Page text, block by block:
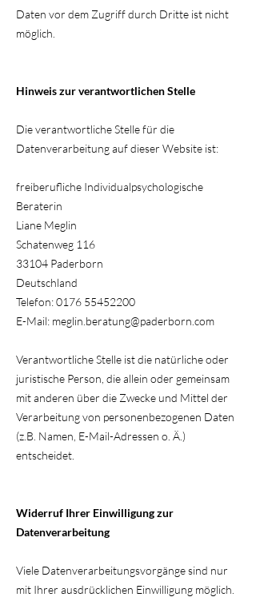
Daten vor dem Zugriff durch Dritte ist nicht
möglich.
Hinweis zur verantwortlichen Stelle
Die verantwortliche Stelle für die
Datenverarbeitung auf dieser Website ist:
freiberufliche Individualpsychologische
Beraterin
Liane Meglin
Schatenweg 116
33104 Paderborn
Deutschland
Telefon:0176 55452200
E-Mail: meglin.beratung@paderborn.com
Verantwortliche Stelle ist die natürliche oder
juristische Person, die allein oder gemeinsam
mit anderen über die Zwecke und Mittel der
Verarbeitung von personenbezogenen Daten
(z.B. Namen, E-Mail-Adressen o. Ä.)
entscheidet.
Widerruf Ihrer Einwilligung zur
Datenverarbeitung
Viele Datenverarbeitungsvorgänge sind nur
mit Ihrer ausdrücklichen Einwilligung möglich.